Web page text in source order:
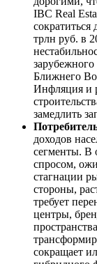
IBC Real
трлн руб. в
Ближнего
Инфляция и
замедлить
доходов
сегменты. В
спросом,
стагнации
стороны,
требует
центры,
сокращает